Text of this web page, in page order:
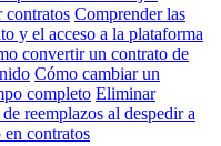
contratos Comprender las
y el acceso a la plataforma
convertir un contrato de
Cómo cambiar un
completo Eliminar
reemplazos al despedir a
contratos